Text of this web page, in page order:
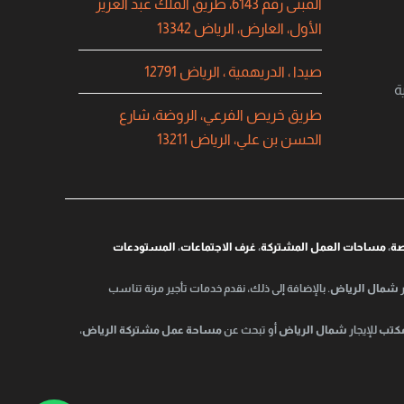
المبنى رقم 6143، طريق الملك عبد العزيز
الأول، العارض، الرياض 13342
صيدا ، الدريهمية ، الرياض 12791
طريق خريص الفرعي، الروضة، شارع
الحسن بن علي، الرياض 13211
،مساحات العمل المشتركة،غرف الاجتماعات، المستودعات
شمال الرياض. بالإضافة إلى ذلك، نقدم خدمات تأجير مرنة تناسب
للإيجار شمال الرياضأو تبحث عنمساحة عمل مشتركة الرياض،